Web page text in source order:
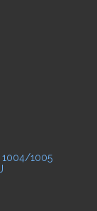
1004/1005